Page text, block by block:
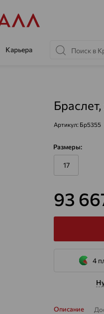
Карьера
Артикул: Бр5355
Размеры:
17
93
4
Описание